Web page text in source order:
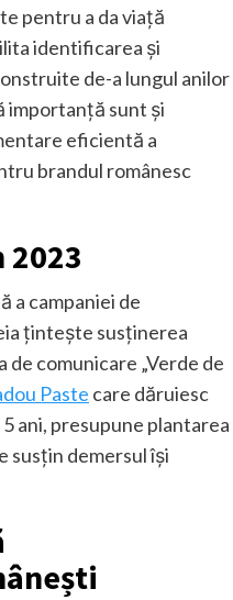
pentru a da viață
identificarea și
de-a lungul anilor
importanță sunt și
eficientă a
brandul românesc
2023
a campaniei de
țintește susținerea
comunicare „Verde de
Paste care dăruiesc
ani, presupune plantarea
susțin demersul își